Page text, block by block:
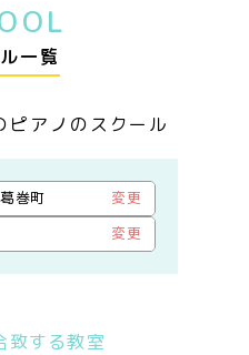
一覧
ピアノのスクール
巻町
変更
変更
致する教室